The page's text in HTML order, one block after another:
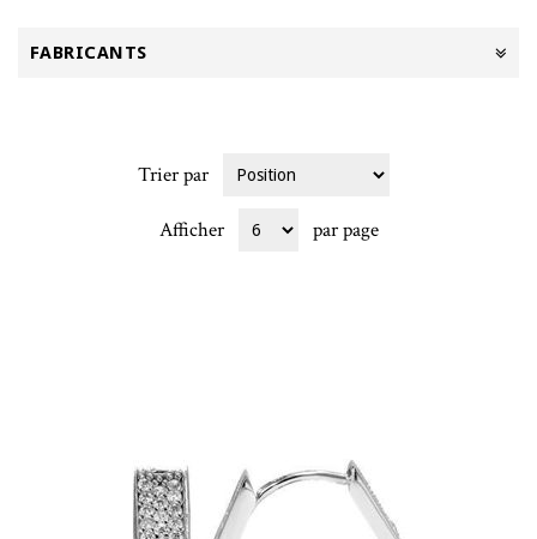
FABRICANTS
Trier par
Afficher par page